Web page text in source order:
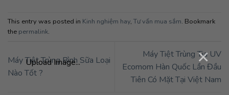
Upload Image... ×
This entry was posted in Kinh nghiệm hay, Tư vấn mua sắm. Bookmark
the permalink.
Máy Tiệt Trùng Bình Sữa Loại
Nào Tốt ?
Máy Tiệt Trùng Tia UV
Ecomom Hàn Quốc Lần Đầu
Tiên Có Mặt Tại Việt Nam